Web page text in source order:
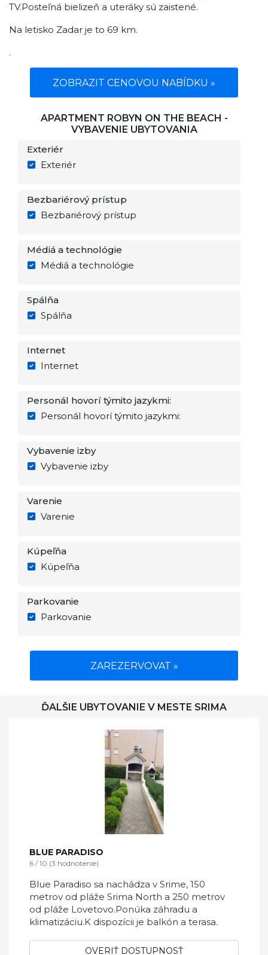
TV.Posteľná bielizeň a uteráky sú zaistené.
Na letisko Zadar je to 69 km.
.
ZOBRAZIT CENOVOU NABÍDKU »
APARTMENT ROBYN ON THE BEACH -
VYBAVENIE UBYTOVANIA
Exteriér
Exteriér
Bezbariérový prístup
Bezbariérový prístup
Médiá a technológie
Médiá a technológie
Spálňa
Spálňa
Internet
Internet
Personál hovorí týmito jazykmi:
Personál hovorí týmito jazykmi:
Vybavenie izby
Vybavenie izby
Varenie
Varenie
Kúpeľňa
Kúpeľňa
Parkovanie
Parkovanie
ZAREZERVOVAT »
ĎALŠIE UBYTOVANIE V MESTE SRIMA
BLUE PARADISO
6 / 10 (3 hodnotenie)
Blue Paradiso sa nachádza v Srime, 150
metrov od pláže Srima North a 250 metrov
od pláže Lovetovo.Ponúka záhradu a
klimatizáciu.K dispozícii je balkón a terasa.
OVERIŤ DOSTUPNOSŤ